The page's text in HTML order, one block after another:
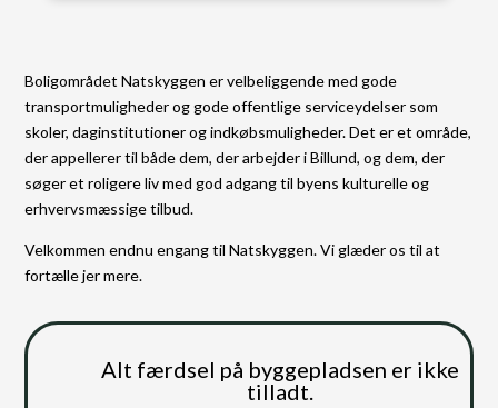
Boligområdet Natskyggen er velbeliggende med gode
transportmuligheder og gode offentlige serviceydelser som
skoler, daginstitutioner og indkøbsmuligheder. Det er et område,
der appellerer til både dem, der arbejder i Billund, og dem, der
søger et roligere liv med god adgang til byens kulturelle og
erhvervsmæssige tilbud.
Velkommen endnu engang til Natskyggen. Vi glæder os til at
fortælle jer mere.
Alt færdsel på byggepladsen er ikke
tilladt.